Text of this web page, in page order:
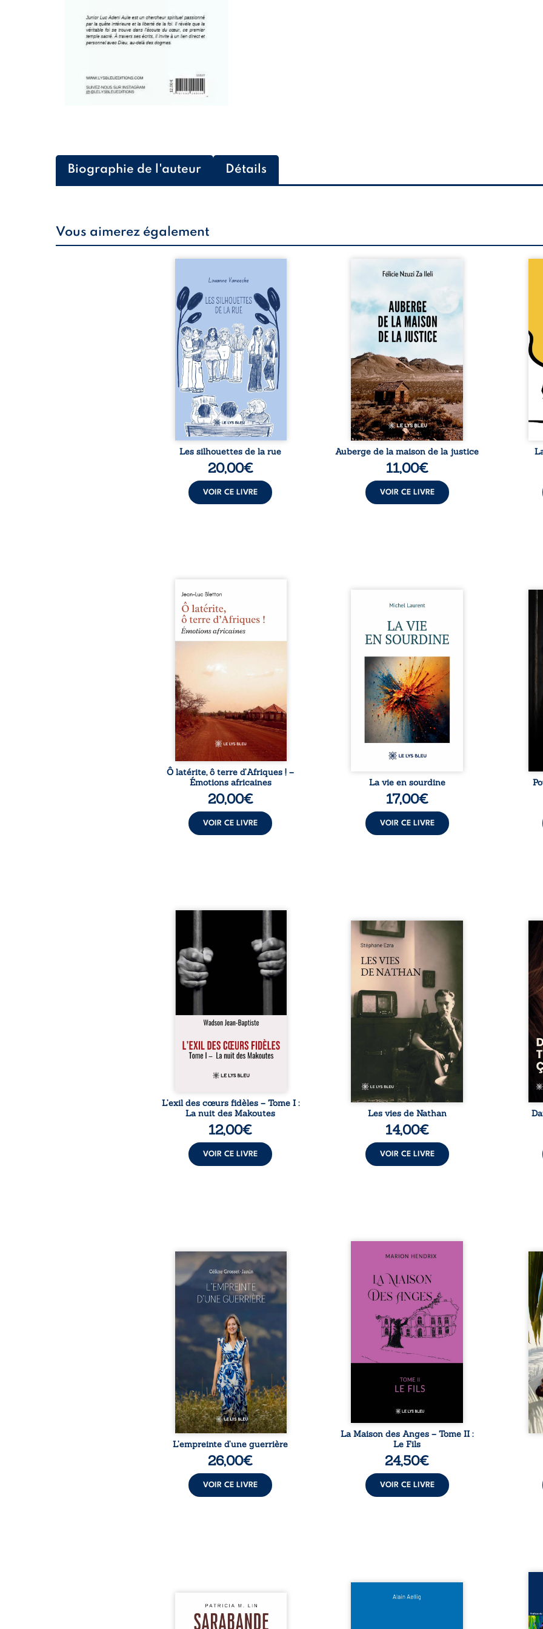
Biographie de l'auteur Détails
Vous aimerez également
donne la parole à six
personnages ordinaires,
traversés par des pensées, des
émotions et des silences qui
pourraient appartenir à
chacun de nous. À travers
leurs parcours, ce roman invite
à porter un regard différent
sur celles et ceux qui nous
entourent, à deviner ce qui se
cache derrière les apparences
et à s’ouvrir au fourmillement
sensible de notre ...
Les silhouettes de la rue
20,00€
VOIR CE LIVRE
Auberge de la maison de la
parcours exemplaire de Mbala
Zi Nkuaku Lema Félix.
Magistrat intègre, fervent
défenseur des droits humains
et de l’indépendance
judiciaire, il voit sa carrière de
trente-quatre ans brutalement
brisée par une révocation
arbitraire en 2009, plongeant
sa vie dans un chaos matériel
et moral. À ...
Auberge de la maison de la justice
11,00€
VOIR CE LIVRE
le
Ô latérite, ô terre d’Afriques !
est un hommage poétique et
authentique aux paysages, aux
rencontres et aux émotions
brutes d’un continent en
reconstruction, entre
souvenirs intimes – la pluie à
Namoungou, le baobab de
Zagtouli – aux portraits
marquants – Thomas Sankara,
Hamadoun Dicko, le Vieux
Biokou – l’auteur partage des
instantanés ...
Ô latérite, ô terre d’Afriques ! –
Émotions africaines
20,00€
VOIR CE LIVRE
Nina et Pierre se sont
presque par hasard, et se sont
aimés simplement, persuadés
que la présence de l’autre
suffirait. Ils mènent une
existence modeste, rythmée
par le travail, la fatigue et les
silences. La mort de la mère de
Nina, chez qui ils vivent,
fragilise un équilibre déjà
précaire. Puis vient la
naissance de leur enfant, et le
basculement. ...
La vie en sourdine
17,00€
VOIR CE LIVRE
la
ont
la
« Une nuit suffit parfois pour
briser une famille… mais
certaines fidélités traversent
les années. » Haïti, sous la
dictature des Duvalier. La peur
s’étend jusque dans les
villages les plus reculés. À
Bainet, Jean-Joël Joli mène une
existence paisible avec sa
famille. Chef de section
respecté, il refuse pourtant de
fermer les yeux sur l’injustice.
Mais, dans un ...
L’exil des cœurs fidèles – Tome I :
La nuit des Makoutes
12,00€
VOIR CE LIVRE
Les vies de Nathan est un
recueil de poésie né en trois
la première fois, Stéphane Ezra,
médium, a pu communiquer
avec son père, disparu depuis
plus de vingt ans et qu’il n’a
jamais connu. De ce dialogue
par-delà la mort naissent des
poèmes qui retracent une vie
marquée par la Seconde
Guerre mondiale, une identité
juive brisée, la guerre ...
Les vies de Nathan
14,00€
VOIR CE LIVRE
À
ce
Que reste-t-il de l’enfance
lorsque la maladie impose ses
propres règles ? L’empreinte
d’une guerrière livre, sans
détour, le récit d’un quotidien
bouleversé par la maladie
chronique, l’errance médicale
et de longues hospitalisations.
L’auteure y raconte ce que les
dossiers médicaux taisent : la
peur, l’isolement, l’épuisement
et le sentiment de ne pas ...
L’empreinte d’une guerrière
26,00€
VOIR CE LIVRE
Nous sommes en 1979, soit 15
patriarche Anatole-Eustache.
La famille devra affronter non
seulement un inconnu qui rôde
autour du domaine et dont
Firmin, le fidèle majordome,
redoute les visites, le passé
encombrant d’Anatole-
Eustache, la malédiction
familiale, mais aussi la toute-
puissance de Gauthier. Mais
comment dompter cet enfant
avant qu’il ...
La Maison des Anges – Tome II :
Le Fils
24,50€
VOIR CE LIVRE
Au
eux,
Aux chants crépitants de l’été,
Sous le silence ouaté de la
neige en hiver, Au cours de
Et si le naufrage n’avait pas
La
de